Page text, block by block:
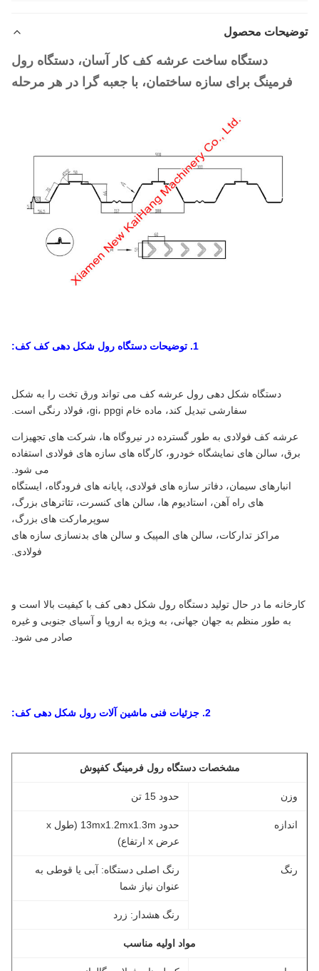
توضیحات محصول
دستگاه ساخت عرشه کف کار آسان، دستگاه رول
فرمینگ برای سازه ساختمان، با جعبه گرا در هر مرحله
1. توضیحات دستگاه رول شکل دهی کف کف:
دستگاه شکل دهی رول عرشه کف می تواند ورق تخت را به شکل
سفارشی تبدیل کند، ماده خام gi، ppgi، فولاد رنگی است.
عرشه کف فولادی به طور گسترده در نیروگاه ها، شرکت های تجهیزات
برق، سالن های نمایشگاه خودرو، کارگاه های سازه های فولادی استفاده
می شود.
انبارهای سیمان، دفاتر سازه های فولادی، پایانه های فرودگاه، ایستگاه
های راه آهن، استادیوم ها، سالن های کنسرت، تئاترهای بزرگ،
سوپرمارکت های بزرگ،
مراکز تدارکات، سالن های المپیک و سالن های بدنسازی سازه های
فولادی.
کارخانه ما در حال تولید دستگاه رول شکل دهی کف با کیفیت بالا است و
به طور منظم به جهان جهانی، به ویژه به اروپا و آسیای جنوبی و غیره
صادر می شود.
2. جزئیات فنی ماشین آلات رول شکل دهی کف:
مشخصات دستگاه رول فرمینگ کفپوش
وزن حدود 15 تن
اندازه
حدود 13mx1.2mx1.3m (طول x
عرض x ارتفاع)
رنگ
رنگ اصلی دستگاه: آبی یا قوطی به
عنوان نیاز شما
رنگ هشدار: زرد
مواد اولیه مناسب